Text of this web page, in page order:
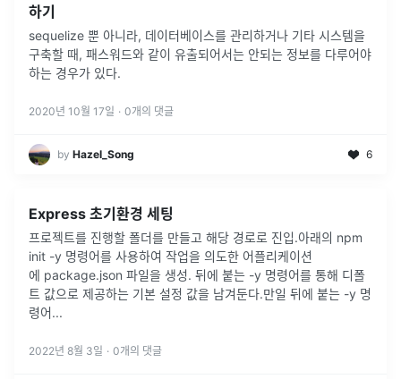
하기
sequelize 뿐 아니라, 데이터베이스를 관리하거나 기타 시스템을
구축할 때, 패스워드와 같이 유출되어서는 안되는 정보를 다루어야
하는 경우가 있다.
2020년 10월 17일 · 0개의 댓글
by Hazel_Song 6
Express 초기환경 세팅
프로젝트를 진행할 폴더를 만들고 해당 경로로 진입.아래의 npm
init -y 명령어를 사용하여 작업을 의도한 어플리케이션
에 package.json 파일을 생성. 뒤에 붙는 -y 명령어를 통해 디폴
트 값으로 제공하는 기본 설정 값을 남겨둔다.만일 뒤에 붙는 -y 명
령어...
2022년 8월 3일 · 0개의 댓글